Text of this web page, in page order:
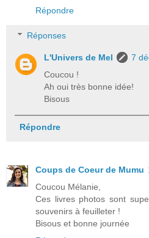
Répondre
Réponses
L'Univers de Mel
7
Coucou !
Ah oui très bonne idée!
Bisous
Répondre
Coups de Coeur de Mumu
Coucou Mélanie,
Ces livres photos sont
souvenirs à feuilleter !
Bisous et bonne journée